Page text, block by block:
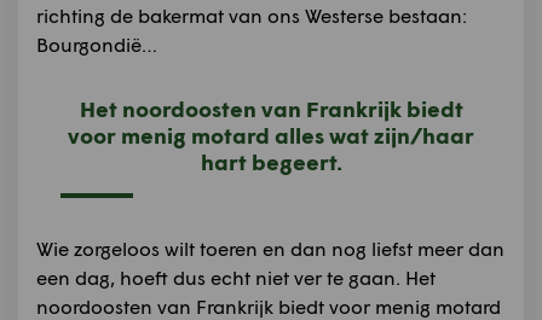
richting de bakermat van ons Westerse bestaan:
Bourgondië…
Het noordoosten van Frankrijk biedt
voor menig motard alles wat zijn/haar
hart begeert.
Wie zorgeloos wilt toeren en dan nog liefst meer dan
een dag, hoeft dus echt niet ver te gaan. Het
noordoosten van Frankrijk biedt voor menig motard